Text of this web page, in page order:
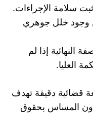
ثبت سلامة الإجراءات.
وجود خلل جوهري
النهائية إذا لم
العليا.
قضائية دقيقة تهدف
المساس بحقوق